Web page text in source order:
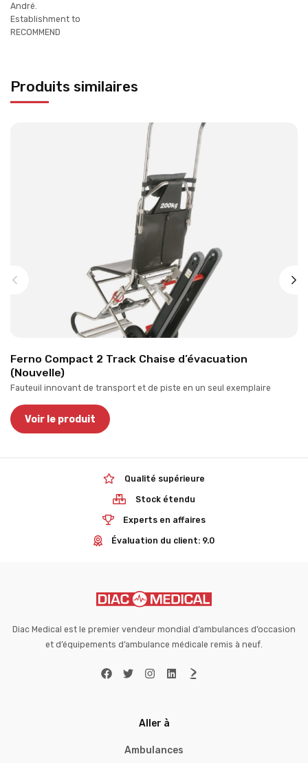
André.
Establishment to
RECOMMEND
Produits similaires
Ferno Compact 2 Track Chaise d’évacuation
(Nouvelle)
Fauteuil innovant de transport et de piste en un seul exemplaire
Voir le produit
Qualité supérieure
Stock étendu
Experts en affaires
Évaluation du client: 9.0
Diac Medical est le premier vendeur mondial d’ambulances d’occasion
et d’équipements d’ambulance médicale remis à neuf.
Aller à
Ambulances